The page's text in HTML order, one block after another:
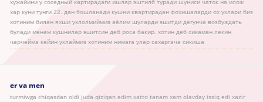
хужайини у соседный картирадаги ишлар эштилб туради шуниси чаток на илож
хар куни тунги 22. дан бошланади кушни квартирадан фохишаларди ох ухлари биз
хотиним билан яхши ухлолмиймиз аёлим шуларди эшитди дегунча возбуждать
булади менам кушнилар эшитсин деб роса бакир. хотин деб сикаман лекин
чарчейма кейин ухлаймиз хотиним нимага улар сахаргача сикиша
er va men
turmiwga chiqasdan oldi juda qiziqan edim xatto tanam xam olavday issiq edi xazir